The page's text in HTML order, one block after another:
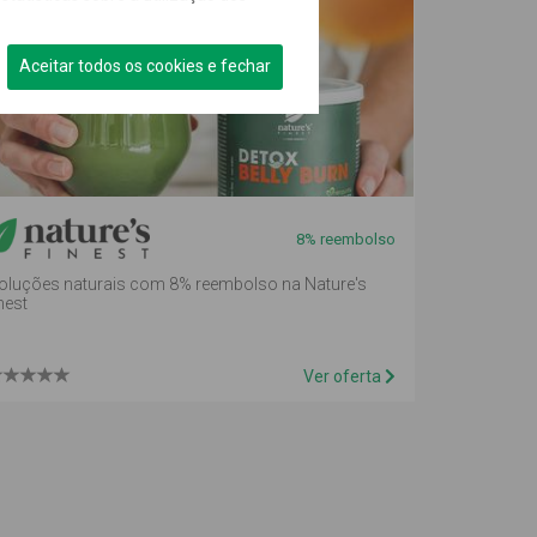
de
reembolso
em
mealheiro
8% reembolso
naturais com 8% reembolso na Nature's
Ver oferta
Aceitar todos os cookies e fechar